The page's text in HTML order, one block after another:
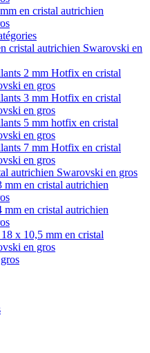
en cristal autrichien
cristal autrichien Swarovski en
2 mm Hotfix en cristal
en gros
3 mm Hotfix en cristal
en gros
5 mm hotfix en cristal
en gros
7 mm Hotfix en cristal
en gros
autrichien Swarovski en gros
mm en cristal autrichien
mm en cristal autrichien
x 10,5 mm en cristal
en gros